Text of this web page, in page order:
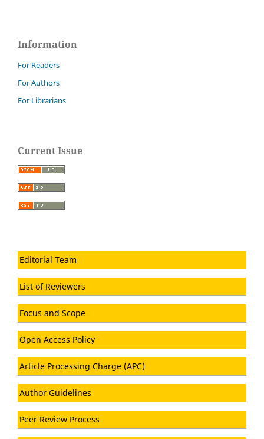
Information
For Readers
For Authors
For Librarians
Current Issue
Editorial Team
List of Reviewers
Focus and Scope
Open Access Policy
Article Processing Charge (APC)
Author Guidelines
Peer Review Process